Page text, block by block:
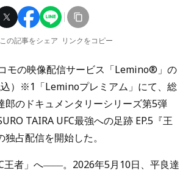
この記事をシェア リンクをコピー
モの映像配信サービス「Lemino®」の
）※1「Leminoプレミアム」にて、総
郎のドキュメンタリーシリーズ第5弾
TAIRA UFC最強への足跡 EP.5『王
占配信を開始した。
王者」へ――。2026年5月10日、平良達